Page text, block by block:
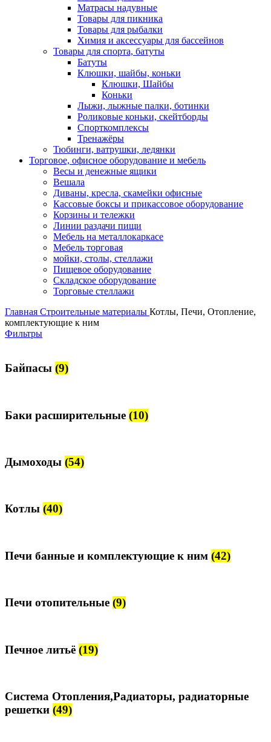
Матрасы надувные
Товары для пикника
Товары для рыбалки
Химия и аксессуары для бассейнов
Товары для спорта, батуты
Батуты
Клюшки, шайбы, коньки
Клюшки, Шайбы
Коньки
Лыжи, лыжные палки, ботинки
Роликовые коньки, скейтборды
Спорткомплексы
Тренажёры
Тюбинги, ватрушки, ледянки
Торговое, офисное оборудование и мебель
Весы и денежные ящики
Вешала
Диваны, кресла, скамейки офисные
Кассовые боксы и прикассовое оборудование
Корзины и тележки
Линии раздачи пищи
Мебель на металлокаркасе
Мебель торговая
мойки, столы, стеллажи
Пищевое оборудование
Складское оборудование
Торговые стеллажи
Главная Строительные материалы Котлы, Печи, Отопление,
комплектующие к ним
Фильтры
Байпасы (9)
Баки расширительные (10)
Дымоходы (54)
Котлы (40)
Печи банные и комплектующие к ним (42)
Печи отопительные (9)
Печное литьё (19)
Система Отопления,Радиаторы, радиаторные
решетки (49)